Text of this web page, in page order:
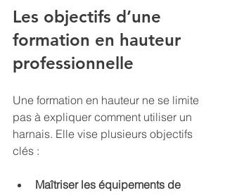
Les objectifs d’une
formation en hauteur
professionnelle
Une formation en hauteur ne se limite
pas à expliquer comment utiliser un
harnais. Elle vise plusieurs objectifs
clés :
Maîtriser les équipements de